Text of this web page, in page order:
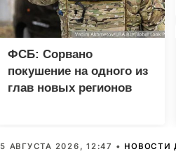
ФСБ: Сорвано
покушение на одного из
глав новых регионов
5 АВГУСТА 2026, 12:47 • НОВОСТИ